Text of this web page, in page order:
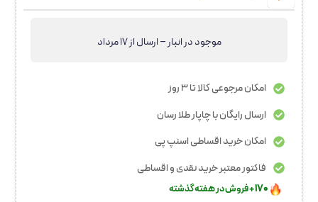
موجود در انبار – ارسال از 17 مرداد
امکان مرجوعی کالا تا 3 روز
ارسال رایگان با چاپار طلا رسان
امکان خرید اقساطی اسنپ پی
فاکتور معتبر خرید نقدی و اقساطی
۱۷۰+ فروش در هفته گذشته